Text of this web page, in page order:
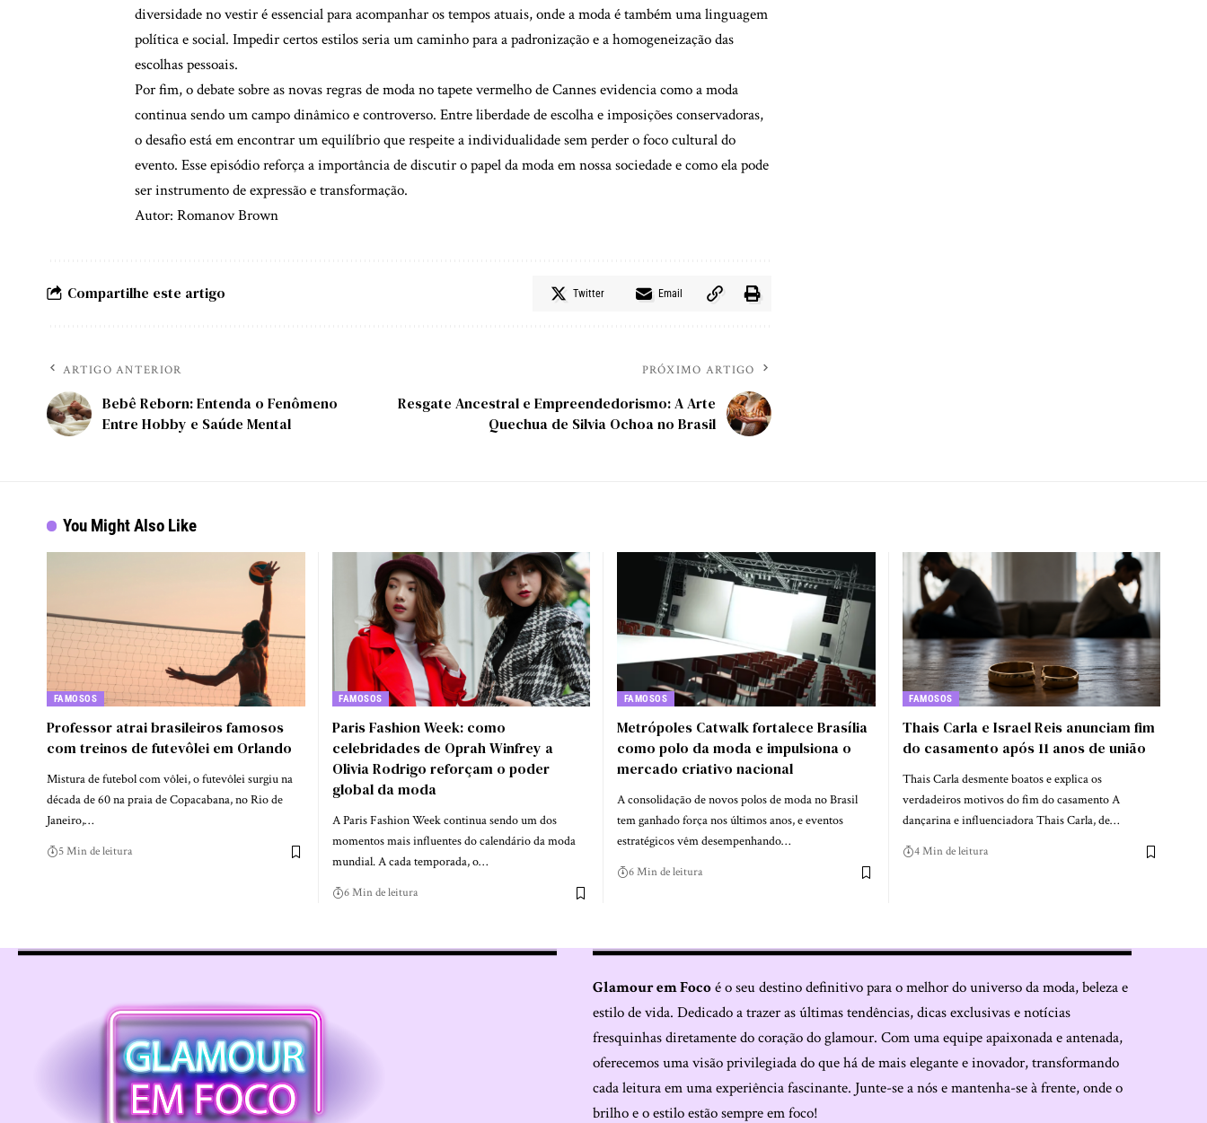
diversidade no vestir é essencial para acompanhar os tempos atuais, onde a moda é também uma linguagem
política e social. Impedir certos estilos seria um caminho para a padronização e a homogeneização das
escolhas pessoais.
Por fim, o debate sobre as novas regras de moda no tapete vermelho de Cannes evidencia como a moda
continua sendo um campo dinâmico e controverso. Entre liberdade de escolha e imposições conservadoras,
o desafio está em encontrar um equilíbrio que respeite a individualidade sem perder o foco cultural do
evento. Esse episódio reforça a importância de discutir o papel da moda em nossa sociedade e como ela pode
ser instrumento de expressão e transformação.
Autor: Romanov Brown
Compartilhe este artigo Twitter Email
ARTIGO ANTERIOR
Bebê Reborn: Entenda o Fenômeno
Entre Hobby e Saúde Mental
PRÓXIMO ARTIGO
Resgate Ancestral e Empreendedorismo: A Arte
Quechua de Silvia Ochoa no Brasil
You Might Also Like
FAMOSOS
Professor atrai brasileiros famosos
com treinos de futevôlei em Orlando
Mistura de futebol com vôlei, o futevôlei surgiu na
década de 60 na praia de Copacabana, no Rio de
Janeiro,…
5 Min de leitura
FAMOSOS
Paris Fashion Week: como
celebridades de Oprah Winfrey a
Olivia Rodrigo reforçam o poder
global da moda
A Paris Fashion Week continua sendo um dos
momentos mais influentes do calendário da moda
mundial. A cada temporada, o…
6 Min de leitura
FAMOSOS
Metrópoles Catwalk fortalece Brasília
como polo da moda e impulsiona o
mercado criativo nacional
A consolidação de novos polos de moda no Brasil
tem ganhado força nos últimos anos, e eventos
estratégicos vêm desempenhando…
6 Min de leitura
FAMOSOS
Thais Carla e Israel Reis anunciam fim
do casamento após 11 anos de união
Thais Carla desmente boatos e explica os
verdadeiros motivos do fim do casamento A
dançarina e influenciadora Thais Carla, de…
4 Min de leitura
Glamour em Focoé o seu destino definitivo para o melhor do universo da moda, beleza e
estilo de vida. Dedicado a trazer as últimas tendências, dicas exclusivas e notícias
fresquinhas diretamente do coração do glamour. Com uma equipe apaixonada e antenada,
oferecemos uma visão privilegiada do que há de mais elegante e inovador, transformando
cada leitura em uma experiência fascinante. Junte-se a nós e mantenha-se à frente, onde o
brilho e o estilo estão sempre em foco!